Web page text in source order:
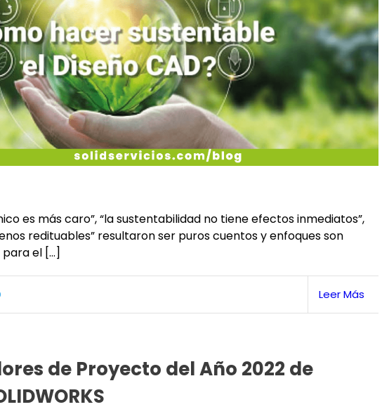
es más caro”, “la sustentabilidad no tiene efectos inmediatos”,
redituables” resultaron ser puros cuentos y enfoques son
el […]
Leer Más
de Proyecto del Año 2022 de